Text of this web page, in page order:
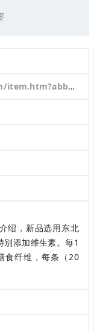
绍，新品选用东北
添加维生素。每1
食纤维，每条（20